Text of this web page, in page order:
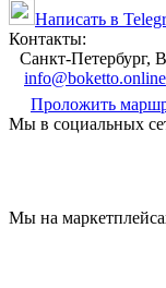
Написать в
Контакты:
Санкт-Петербург,
info@boketto.online
Проложить
Мы в социальных
Мы на